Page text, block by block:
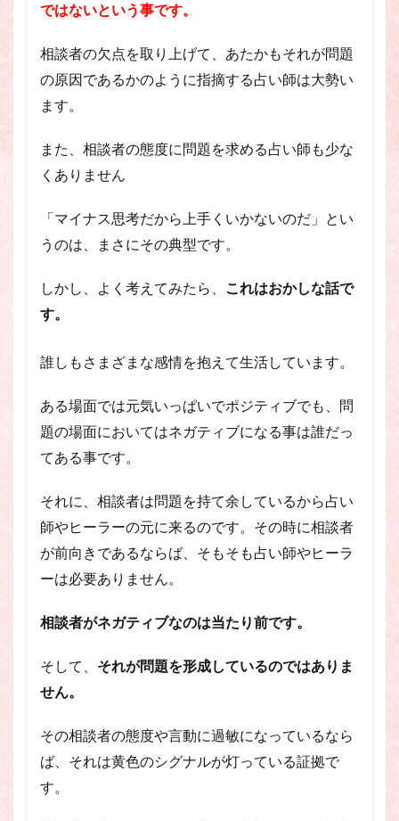
ではないという事です。
相談者の欠点を取り上げて、あたかもそれが問題
の原因であるかのように指摘する占い師は大勢い
ます。
また、相談者の態度に問題を求める占い師も少な
くありません
「マイナス思考だから上手くいかないのだ」とい
うのは、まさにその典型です。
しかし、よく考えてみたら、
これはおかしな話で
す。
誰しもさまざまな感情を抱えて生活しています。
ある場面では元気いっぱいでポジティブでも、問
題の場面においてはネガティブになる事は誰だっ
てある事です。
それに、相談者は問題を持て余しているから占い
師やヒーラーの元に来るのです。その時に相談者
が前向きであるならば、そもそも占い師やヒーラ
ーは必要ありません。
相談者がネガティブなのは当たり前です。
そして、 それが問題を形成しているのではありま
せん。
その相談者の態度や言動に過敏になっているなら
ば、それは黄色のシグナルが灯っている証拠で
す。